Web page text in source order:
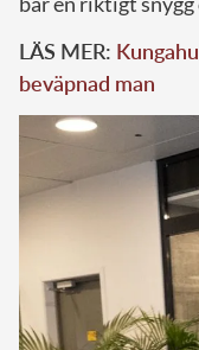
LÄS MER:
beväpnad man